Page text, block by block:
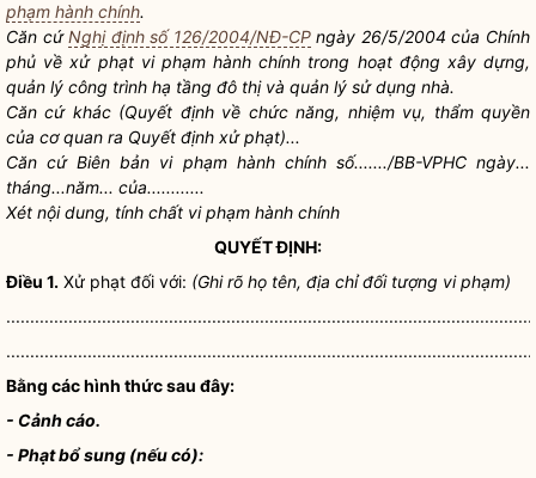
phạm hành chính.
Căn cứNghị định số 126/2004/NĐ-CPngày 26/5/2004 của Chính
phủ về xử phạt vi phạm hành chính trong hoạt động xây dựng,
quản lý công trình hạ tầng đô thị và quản lý sử dụng nhà.
Căn cứ khác (Quyết định về chức năng, nhiệm vụ, thẩm quyền
của cơ quan ra Quyết định xử phạt)...
Căn cứ Biên bản vi phạm hành chính số......./BB-VPHC ngày...
tháng...năm... của............
Xét nội dung, tính chất vi phạm hành chính
QUYẾT ĐỊNH:
Điều 1. Xử phạt đối với: (Ghi rõ họ tên, địa chỉđối tượng vi phạm)
Bằng các hình thức sau đây:
- Cảnh cáo.
- Phạt bổ sung (nếu có):